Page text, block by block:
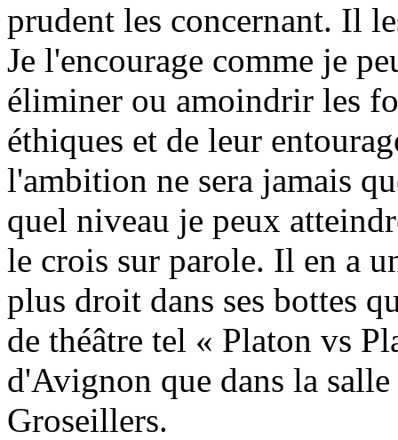
prudent les concernant. Il
Je l'encourage comme je
éliminer ou amoindrir les
éthiques et de leur
l'ambition ne sera jamais
quel niveau je peux
le crois sur parole. Il en a
plus droit dans ses bottes
de théâtre tel « Platon vs
d'Avignon que dans la
Groseillers.